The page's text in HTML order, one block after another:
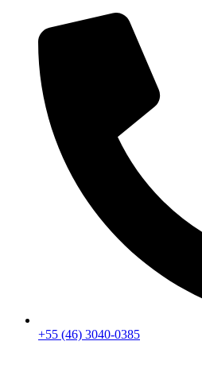
+55 (46) 3040-0385